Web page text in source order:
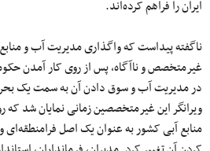
ایران را فراهم کرده‌اند.
ناگفته پیداست که واگذاری مدیریت آب و
غیرمتخصص و ناآگاه، پس از روی کار آمدن
در مدیریت آب و سوق دادن آن به سمت یک
ویرانگر این غیرمتخصصین زمانی نمایان شد
منابع آبی کشور به عنوان یک اصل